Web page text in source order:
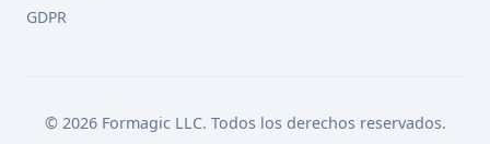
GDPR
© 2026 Formagic LLC. Todos los derechos reservados.